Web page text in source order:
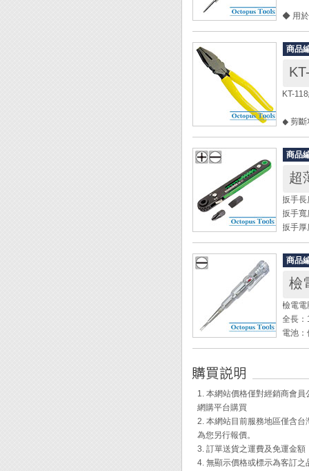
◆ 用於
◆ 檢電
◆ 請先
◆ 請在
◎ AC
頭寬
厚度
軸長
重量
[使用
將驗
商品
KT-
◆ 剪斷
原廠
全長
重量
[切斷
鐵線
銅線
電線
商品
超
扳手
扳手
扳手
重量
材質
所附
所附
◆ 超薄
◆ 即使
◆ 高
◆ 棘輪
商品
檢
檢電
全長
電池
◆ 使用
◆ 檢電
◆ 請在
◆ 驗電
1. 本網站價格僅對經銷商會
網購平台購買
2. 本網站目前服務地區僅含
為您另行報價。
3. 訂單送貨之運費及免運金
4. 無顯示價格或標示為客訂